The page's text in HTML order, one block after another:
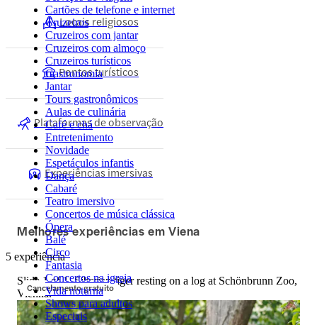
Cartões de telefone e internet
Cruzeiros
Cruzeiros com jantar
Cruzeiros com almoço
Cruzeiros turísticos
Gastronomia
Jantar
Tours gastronômicos
Aulas de culinária
Café e chá
Entretenimento
Novidade
Espetáculos infantis
Dança
Cabaré
Teatro imersivo
Concertos de música clássica
Ópera
Balé
Circo
Fantasia
Concertos na igreja
Vida noturna
Shows para adultos
Especiais
Locais religiosos
Pontos turísticos
Plataformas de observação
Experiências imersivas
Melhores experiências em Viena
5 experiência
Cancelamento gratuito
Slide 1 of 1, Siberian tiger resting on a log at Schönbrunn Zoo,
Vienna.